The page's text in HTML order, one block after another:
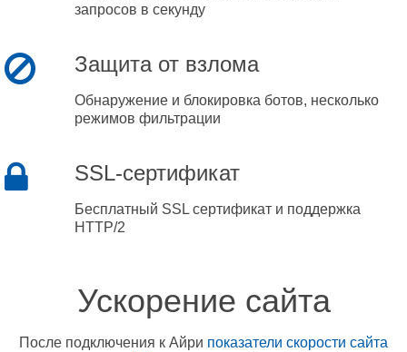
запросов в секунду
Защита от взлома
Обнаружение и блокировка ботов, несколько
режимов фильтрации
SSL-сертификат
Бесплатный SSL сертификат и поддержка
HTTP/2
Ускорение сайта
После подключения к Айри показатели скорости сайта